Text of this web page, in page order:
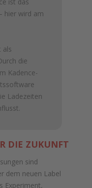
ist das
hier wird am
als
die
Kadence-
Ladezeiten
DIE ZUKUNFT
sind
dem neuen Label
Experiment,